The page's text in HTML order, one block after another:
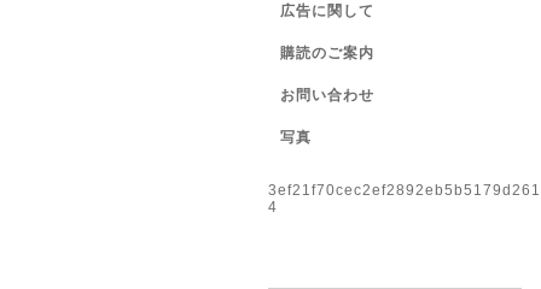
広告に関して
購読のご案内
お問い合わせ
写真
4